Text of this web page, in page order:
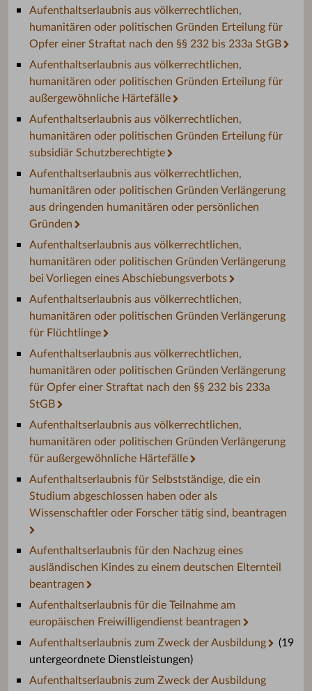
Aufenthaltserlaubnis aus völkerrechtlichen,
humanitären oder politischen Gründen Erteilung für
Opfer einer Straftat nach den §§ 232 bis 233a StGB
Aufenthaltserlaubnis aus völkerrechtlichen,
humanitären oder politischen Gründen Erteilung für
außergewöhnliche Härtefälle
Aufenthaltserlaubnis aus völkerrechtlichen,
humanitären oder politischen Gründen Erteilung für
subsidiär Schutzberechtigte
Aufenthaltserlaubnis aus völkerrechtlichen,
humanitären oder politischen Gründen Verlängerung
aus dringenden humanitären oder persönlichen
Gründen
Aufenthaltserlaubnis aus völkerrechtlichen,
humanitären oder politischen Gründen Verlängerung
bei Vorliegen eines Abschiebungsverbots
Aufenthaltserlaubnis aus völkerrechtlichen,
humanitären oder politischen Gründen Verlängerung
für Flüchtlinge
Aufenthaltserlaubnis aus völkerrechtlichen,
humanitären oder politischen Gründen Verlängerung
für Opfer einer Straftat nach den §§ 232 bis 233a
StGB
Aufenthaltserlaubnis aus völkerrechtlichen,
humanitären oder politischen Gründen Verlängerung
für außergewöhnliche Härtefälle
Aufenthaltserlaubnis für Selbstständige, die ein
Studium abgeschlossen haben oder als
Wissenschaftler oder Forscher tätig sind, beantragen
Aufenthaltserlaubnis für den Nachzug eines
ausländischen Kindes zu einem deutschen Elternteil
beantragen
Aufenthaltserlaubnis für die Teilnahme am
europäischen Freiwilligendienst beantragen
Aufenthaltserlaubnis zum Zweck der Ausbildung
(19
untergeordnete Dienstleistungen)
Aufenthaltserlaubnis zum Zweck der Ausbildung